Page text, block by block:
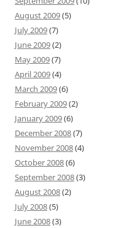
August 2009(5)
July 2009(7)
June 2009(2)
May 2009(7)
April 2009(4)
March 2009(6)
February 2009(2)
January 2009(6)
December 2008(7)
November 2008(4)
October 2008(6)
September 2008(3)
August 2008(2)
July 2008(5)
June 2008(3)